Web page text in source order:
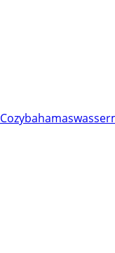
Cozybahamas